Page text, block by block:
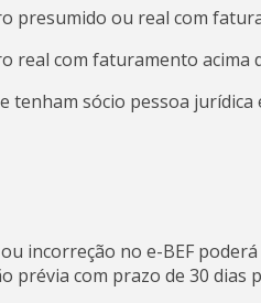
presumido ou real com
real com faturamento
tenham sócio pessoa
incorreção no e-BEF
prévia com prazo de 30 dias